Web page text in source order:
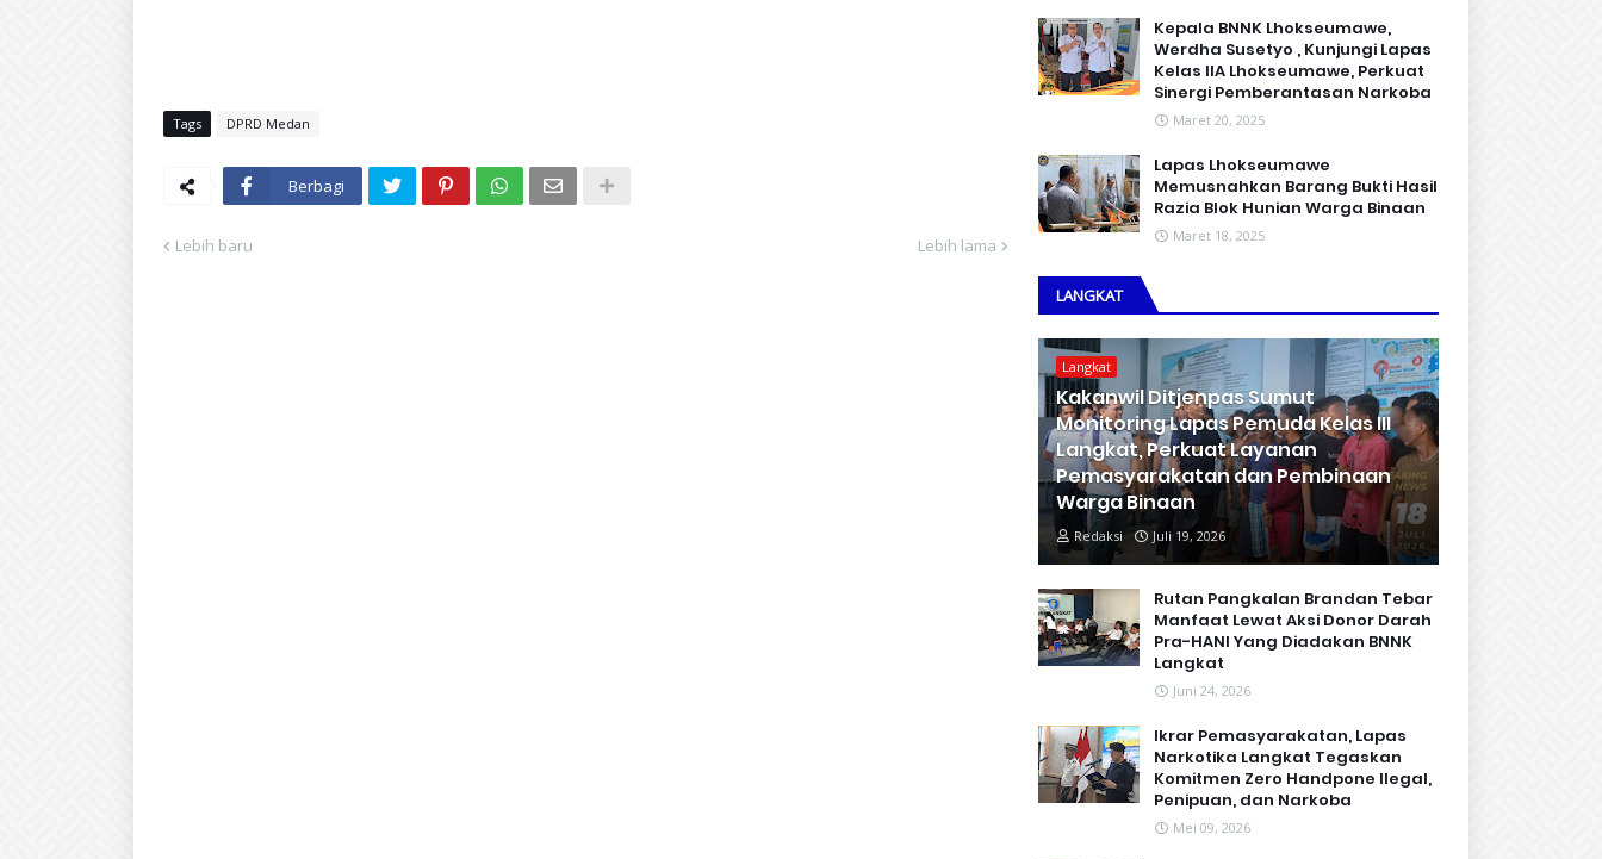
Tags DPRD Medan
Berbagi
Lebih baru Lebih lama
Kepala BNNK Lhokseumawe,
Werdha Susetyo , Kunjungi Lapas
Kelas IIA Lhokseumawe, Perkuat
Sinergi Pemberantasan Narkoba
Maret 20, 2025
Lapas Lhokseumawe
Memusnahkan Barang Bukti Hasil
Razia Blok Hunian Warga Binaan
Maret 18, 2025
LANGKAT
Langkat
Kakanwil Ditjenpas Sumut
Monitoring Lapas Pemuda Kelas III
Langkat, Perkuat Layanan
Pemasyarakatan dan Pembinaan
Warga Binaan
Redaksi Juli 19, 2026
Rutan Pangkalan Brandan Tebar
Manfaat Lewat Aksi Donor Darah
Pra-HANI Yang Diadakan BNNK
Langkat
Juni 24, 2026
Ikrar Pemasyarakatan, Lapas
Narkotika Langkat Tegaskan
Komitmen Zero Handpone llegal,
Penipuan, dan Narkoba
Mei 09, 2026